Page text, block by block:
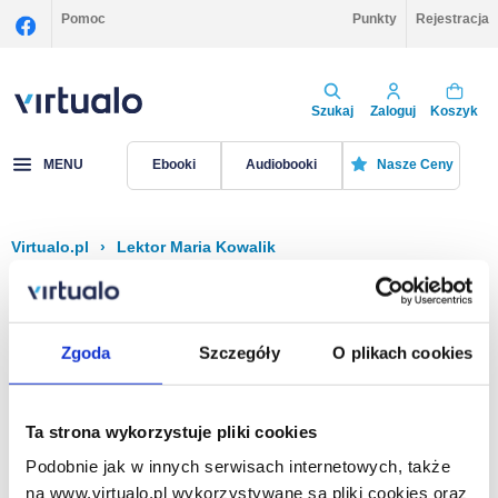
Zgoda Szczegóły O plikach cookies
Ta strona wykorzystuje pliki cookies
Podobnie jak w innych serwisach internetowych, także
na www.virtualo.pl wykorzystywane są pliki cookies oraz
Pomoc Punkty Rejestracja
Szukaj Zaloguj Koszyk
MENU Ebooki Audiobooki Nasze Ceny
Virtualo.pl › Lektor Maria Kowalik
Filtruj Sortuj
Na stronie